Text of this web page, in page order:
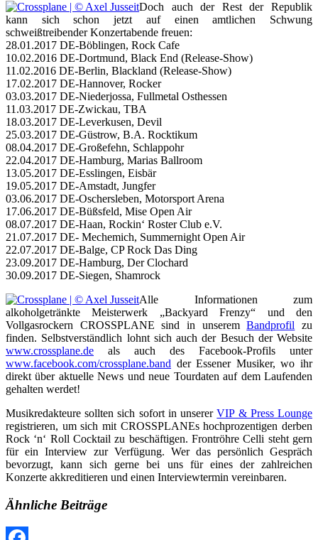
Doch auch der Rest der Republik
kann sich schon jetzt auf einen amtlichen Schwung
schweißtreibender Konzertabende freuen:
28.01.2017 DE-Böblingen, Rock Cafe
10.02.2016 DE-Dortmund, Black End (Release-Show)
11.02.2016 DE-Berlin, Blackland (Release-Show)
17.02.2017 DE-Hannover, Rocker
03.03.2017 DE-Niederjossa, Fullmetal Osthessen
11.03.2017 DE-Zwickau, TBA
18.03.2017 DE-Leverkusen, Devil
25.03.2017 DE-Güstrow, B.A. Rocktikum
08.04.2017 DE-Großefehn, Schlappohr
22.04.2017 DE-Hamburg, Marias Ballroom
13.05.2017 DE-Esslingen, Eisbär
19.05.2017 DE-Amstadt, Jungfer
03.06.2017 DE-Oschersleben, Motorsport Arena
17.06.2017 DE-Büßsfeld, Mise Open Air
08.07.2017 DE-Haan, Rockin‘ Roster Club e.V.
21.07.2017 DE- Mechemich, Summernight Open Air
22.07.2017 DE-Balge, CP Rock Das Ding
23.09.2017 DE-Hamburg, Der Clochard
30.09.2017 DE-Siegen, Shamrock
Alle Informationen zum
alkoholgetränkte Meisterwerk „Backyard Frenzy“ und den
Vollgasrockern CROSSPLANE sind in unseremBandprofil zu
finden. Selbstverständlich lohnt sich auch der Besuch der Website
www.crossplane.de als auch des Facebook-Profils unter
www.facebook.com/crossplane.band der Essener Musiker, wo ihr
direkt über aktuelle News und neue Tourdaten auf dem Laufenden
gehalten werdet!
Musikredakteure sollten sich sofort in unsererVIP & Press Lounge
registrieren, um sich mit CROSSPLANEs hochprozentigen derben
Rock ‘n‘ Roll Cocktail zu beschäftigen. Frontröhre Celli steht gern
für ein Interview zur Verfügung. Wer das persönlich Gespräch
bevorzugt, kann sich gerne bei uns für eines der zahlreichen
Konzerte akkreditieren und einen Interviewtermin vereinbaren.
Ähnliche Beiträge